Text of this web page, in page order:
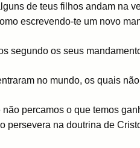
de teus filhos andam na
escrevendo-te um novo
segundo os seus
no mundo, os quais
percamos o que temos
persevera na doutrina de